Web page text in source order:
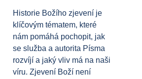
Historie Božího zjevení je
klíčovým tématem, které
nám pomáhá pochopit, jak
se služba a autorita Písma
rozvíjí a jaký vliv má na naši
víru. Zjevení Boží není